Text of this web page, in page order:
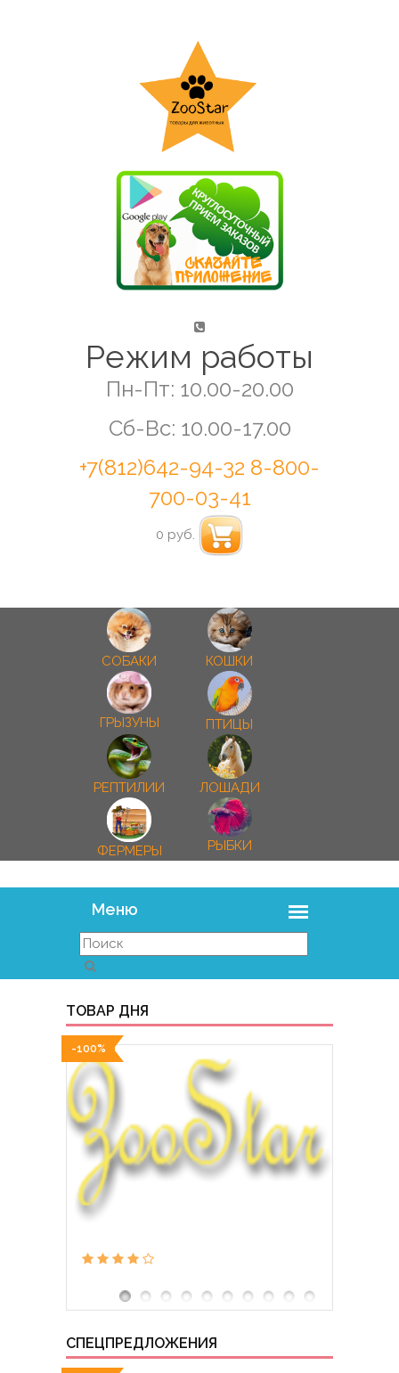
Режим работы
Пн-Пт: 10.00-20.00
Сб-Вс: 10.00-17.00
+7(812)642-94-32 8-800-
700-03-41
0 руб.
СОБАКИ КОШКИ
ГРЫЗУНЫ ПТИЦЫ
РЕПТИЛИИ ЛОШАДИ
ФЕРМЕРЫ РЫБКИ
ТОВАР ДНЯ
-100%
СПЕЦПРЕДЛОЖЕНИЯ